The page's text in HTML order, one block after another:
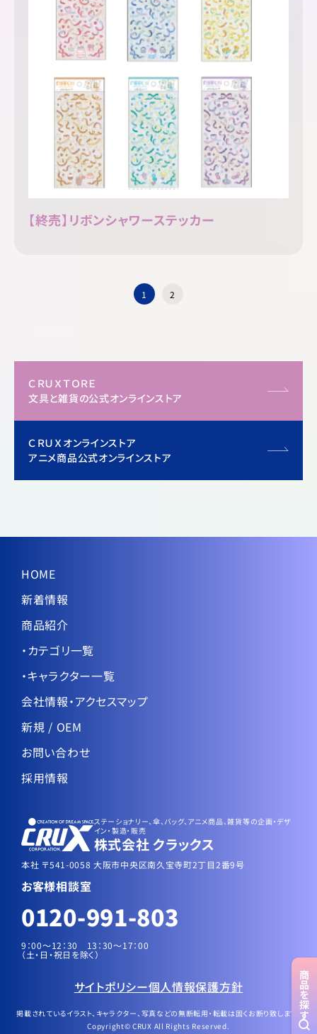
商品
を探す
【終売】リボンシャワーステッカー
1 2
ＣＲＵＸＴＯＲＥ
文具と雑貨の公式オンラインストア
ＣＲＵＸオンラインストア
アニメ商品公式オンラインストア
HOME
新着情報
商品紹介
・カテゴリ一覧
・キャラクター一覧
会社情報・アクセスマップ
新規 / OEM
お問い合わせ
採用情報
ステーショナリー、傘、バッグ、アニメ商品、雑貨等の企画・デザ
イン・製造・販売
株式会社 クラックス
本社 〒541-0058 大阪市中央区南久宝寺町2丁目2番9号
お客様相談室
0120-991-803
9：00～12：30 13：30〜17：00
（土・日・祝日を除く）
サイトポリシー個人情報保護方針
掲載されているイラスト、キャラクター、写真などの無断転用・転載は固くお断り致します。
Copyright© CRUX All Rights Reserved.